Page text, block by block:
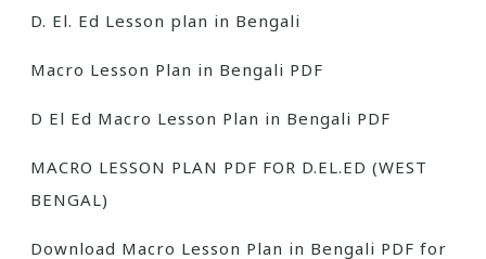
D. El. Ed Lesson plan in Bengali
Macro Lesson Plan in Bengali PDF
D El Ed Macro Lesson Plan in Bengali PDF
MACRO LESSON PLAN PDF FOR D.EL.ED (WEST
BENGAL)
Download Macro Lesson Plan in Bengali PDF for